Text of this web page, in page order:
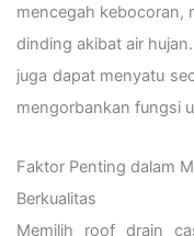
mencegah kebocoran,
dinding akibat air
juga dapat menyatu
mengorbankan fungsi
Faktor Penting dalam
Berkualitas
Memilih roof drain